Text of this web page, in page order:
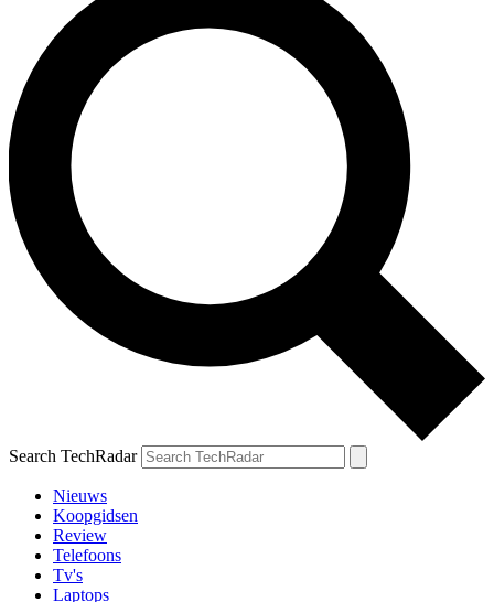
Search TechRadar
Nieuws
Koopgidsen
Review
Telefoons
Tv's
Laptops